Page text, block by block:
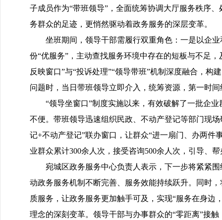
子成员作为“带班领导”，全面统筹协调大厅服务秩序
务群众的足迹，更悄然驱动着政务服务的深层变革。
坐班期间，领导干部需履行双重角色：一是以企
份“优服务”，主动查找服务环境中存在的短板与不足
反映窗口”与“投诉处理”“领导带班”机制深度融合，
问题时，当日带班领导立即介入，统筹资源，第一时
“领导坐窗口”制度实施以来，有效破解了一批企
不便。带班领导迅速组织民政、不动产登记等部门现
记+不动产登记”联办窗口，让群众“进一扇门、办两
业群众累计300余人次，接受咨询500余人次，引导、
宛城区政务服务中心负责人表示，下一步将紧紧
动政务服务机制不断完善、服务效能持续跃升。同时
质服务，让政务服务更加触手可及，实现“服务在身边
理念的深刻变革。领导干部与办事群众的“零距离”接